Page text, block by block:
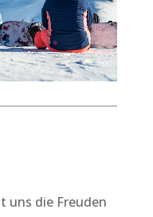
uns die Freuden